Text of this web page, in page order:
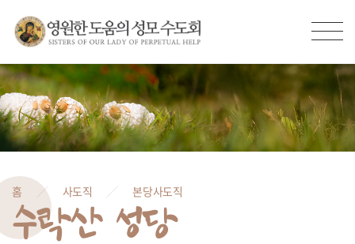
홈 사도직 본당사도직
수락산 성당